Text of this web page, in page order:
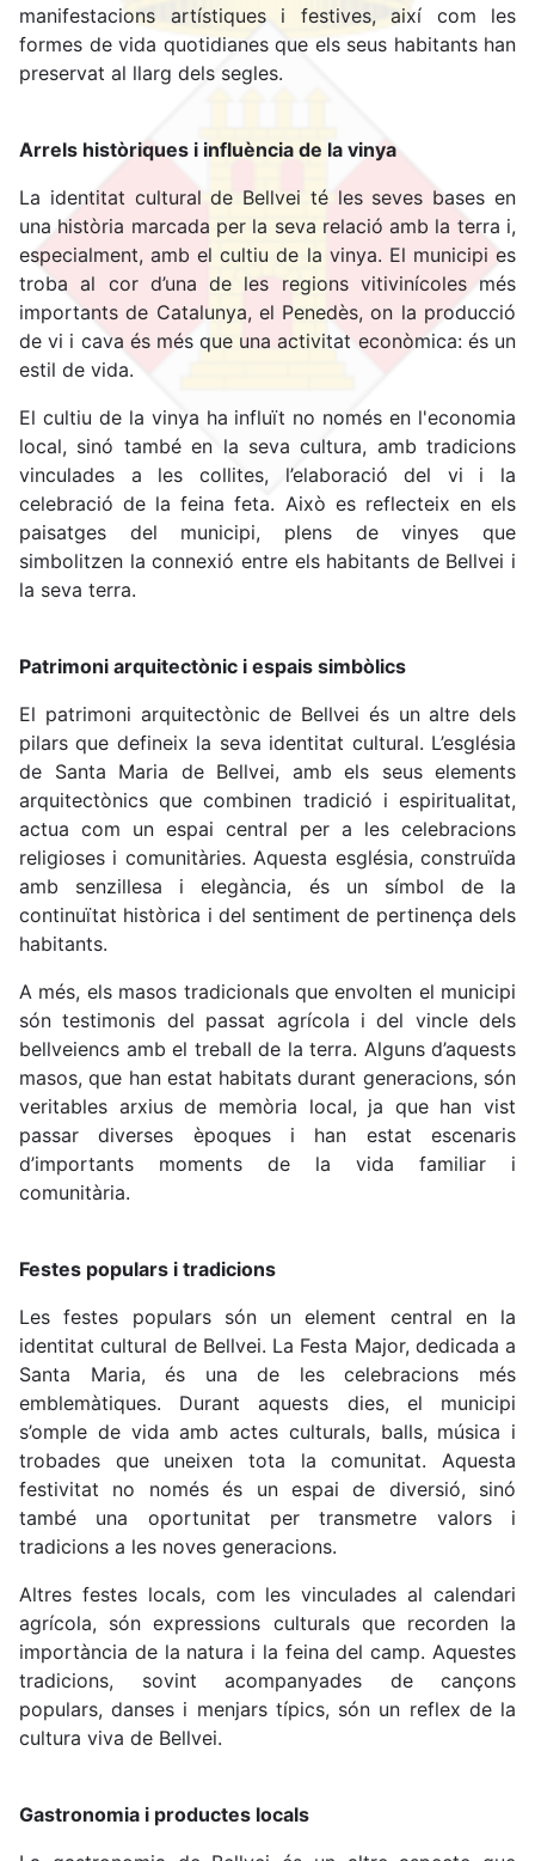
manifestacions artístiques i festives, així com les
formes de vida quotidianes que els seus habitants han
preservat al llarg dels segles.
Arrels històriques i influència de la vinya
La identitat cultural de Bellvei té les seves bases en
una història marcada per la seva relació amb la terra i,
especialment, amb el cultiu de la vinya. El municipi es
troba al cor d’una de les regions vitivinícoles més
importants de Catalunya, el Penedès, on la producció
de vi i cava és més que una activitat econòmica: és un
estil de vida.
El cultiu de la vinya ha influït no només en l'economia
local, sinó també en la seva cultura, amb tradicions
vinculades a les collites, l’elaboració del vi i la
celebració de la feina feta. Això es reflecteix en els
paisatges del municipi, plens de vinyes que
simbolitzen la connexió entre els habitants de Bellvei i
la seva terra.
Patrimoni arquitectònic i espais simbòlics
El patrimoni arquitectònic de Bellvei és un altre dels
pilars que defineix la seva identitat cultural. L’església
de Santa Maria de Bellvei, amb els seus elements
arquitectònics que combinen tradició i espiritualitat,
actua com un espai central per a les celebracions
religioses i comunitàries. Aquesta església, construïda
amb senzillesa i elegància, és un símbol de la
continuïtat històrica i del sentiment de pertinença dels
habitants.
A més, els masos tradicionals que envolten el municipi
són testimonis del passat agrícola i del vincle dels
bellveiencs amb el treball de la terra. Alguns d’aquests
masos, que han estat habitats durant generacions, són
veritables arxius de memòria local, ja que han vist
passar diverses èpoques i han estat escenaris
d’importants moments de la vida familiar i
comunitària.
Festes populars i tradicions
Les festes populars són un element central en la
identitat cultural de Bellvei. La Festa Major, dedicada a
Santa Maria, és una de les celebracions més
emblemàtiques. Durant aquests dies, el municipi
s’omple de vida amb actes culturals, balls, música i
trobades que uneixen tota la comunitat. Aquesta
festivitat no només és un espai de diversió, sinó
també una oportunitat per transmetre valors i
tradicions a les noves generacions.
Altres festes locals, com les vinculades al calendari
agrícola, són expressions culturals que recorden la
importància de la natura i la feina del camp. Aquestes
tradicions, sovint acompanyades de cançons
populars, danses i menjars típics, són un reflex de la
cultura viva de Bellvei.
Gastronomia i productes locals